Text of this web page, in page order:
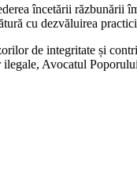
încetării răzbunării
cu dezvăluirea
de integritate și
Avocatul